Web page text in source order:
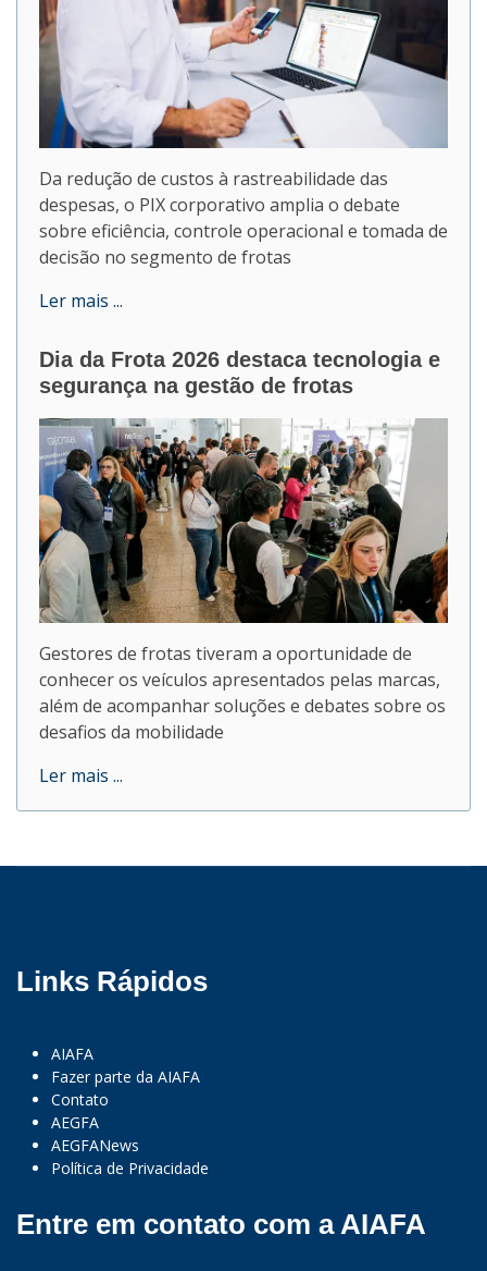
Da redução de custos à rastreabilidade das
despesas, o PIX corporativo amplia o debate
sobre eficiência, controle operacional e tomada de
decisão no segmento de frotas
Ler mais ...
Dia da Frota 2026 destaca tecnologia e
segurança na gestão de frotas
Gestores de frotas tiveram a oportunidade de
conhecer os veículos apresentados pelas marcas,
além de acompanhar soluções e debates sobre os
desafios da mobilidade
Ler mais ...
Links Rápidos
AIAFA
Fazer parte da AIAFA
Contato
AEGFA
AEGFANews
Política de Privacidade
Entre em contato com a AIAFA